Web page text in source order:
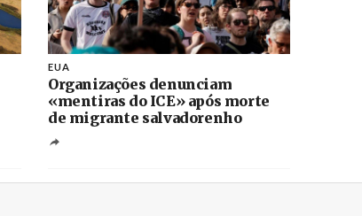
EUA
Organizações denunciam
«mentiras do ICE» após morte
de migrante salvadorenho